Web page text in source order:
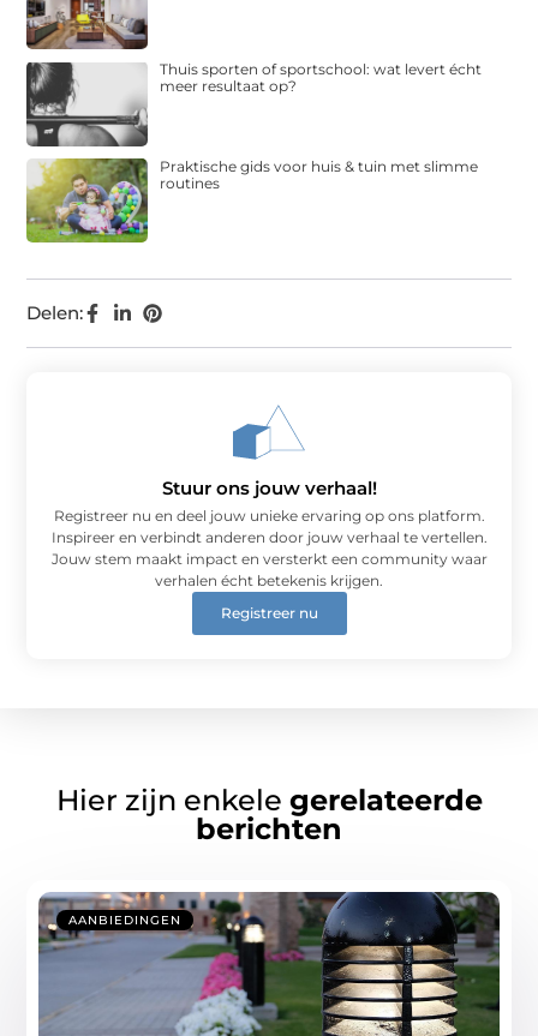
Delen:
Thuis sporten of sportschool: wat levert écht
meer resultaat op?
Praktische gids voor huis & tuin met slimme
routines
Stuur ons jouw verhaal!
Registreer nu en deel jouw unieke ervaring op ons platform.
Inspireer en verbindt anderen door jouw verhaal te vertellen.
Jouw stem maakt impact en versterkt een community waar
verhalen écht betekenis krijgen.
Registreer nu
Hier zijn enkele gerelateerde
berichten
AANBIEDINGEN